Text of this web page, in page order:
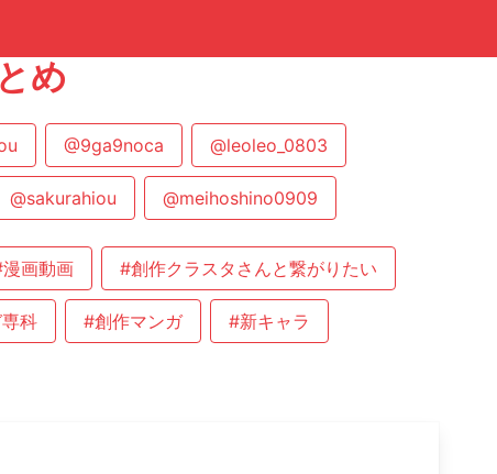
め
@9ga9noca @leoleo_0803
@sakurahiou @meihoshino0909
画動画 #創作クラスタさんと繋がりたい
科 #創作マンガ #新キャラ